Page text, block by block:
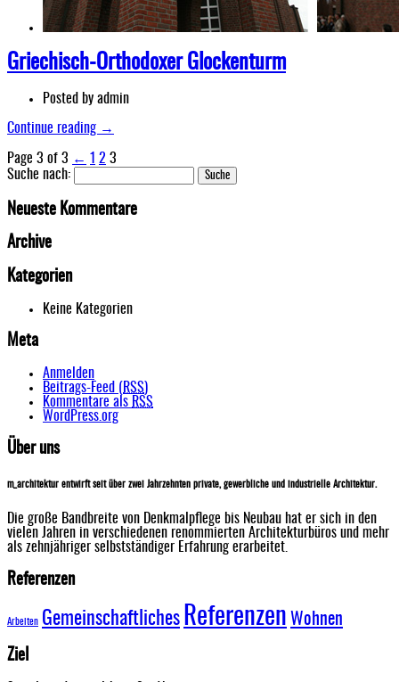
Griechisch-Orthodoxer Glockenturm
Posted by admin
Continue reading →
Page 3 of 3 ← 1 2 3
Suche nach:
Neueste Kommentare
Archive
Kategorien
Keine Kategorien
Meta
Anmelden
Beitrags-Feed (RSS)
Kommentare als RSS
WordPress.org
Über uns
m_architektur entwirft seit über zwei Jahrzehnten private, gewerbliche und industrielle Architektur.
Die große Bandbreite von Denkmalpflege bis Neubau hat er sich in den
vielen Jahren in verschiedenen renommierten Architekturbüros und mehr
als zehnjähriger selbstständiger Erfahrung erarbeitet.
Referenzen
Arbeiten Gemeinschaftliches Referenzen Wohnen
Ziel